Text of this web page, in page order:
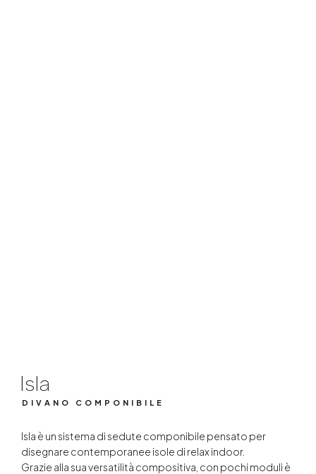
Isla
DIVANO COMPONIBILE
Isla è un sistema di sedute componibile pensato per
disegnare contemporanee isole di relax indoor.
Grazie alla sua versatilità compositiva, con pochi moduli è